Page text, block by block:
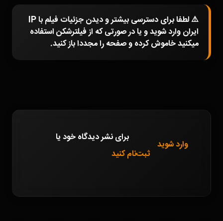
⚠️ لطفا برای دسترسی بیشتر و دیدن جزئیات فیلم با IP
ایران وارد شوید و یا در صورتی که از فیلترشکن استفاده
میکنید خاموش کرده و صفحه را مجددا باز کنید.
برای نشر دیدگاه خود
وارد شوید
یا
ثبت‌نام کنید